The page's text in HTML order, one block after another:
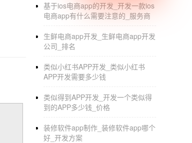
基于ios电商app的开发_开发一款ios
电商app有什么需要注意的_服务商
生鲜电商app开发_生鲜电商app开发
公司_排名
类似小红书APP开发_类似小红书
APP开发需要多少钱
类似得到APP开发_开发一个类似得
到的APP多少钱_价格
装修软件app制作_装修软件app哪个
好_开发方案